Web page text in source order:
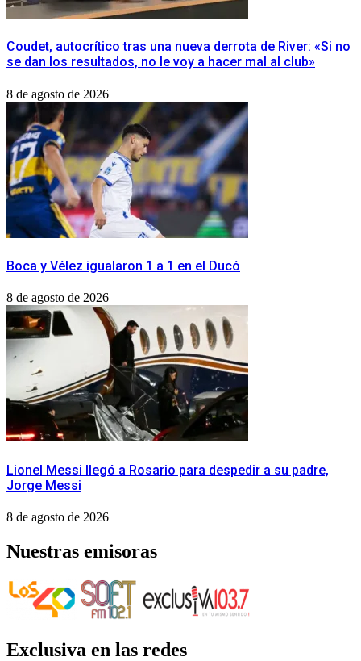
Coudet, autocrítico tras una nueva derrota de River: «Si no
se dan los resultados, no le voy a hacer mal al club»
8 de agosto de 2026
Boca y Vélez igualaron 1 a 1 en el Ducó
8 de agosto de 2026
Lionel Messi llegó a Rosario para despedir a su padre,
Jorge Messi
8 de agosto de 2026
Nuestras emisoras
Exclusiva en las redes